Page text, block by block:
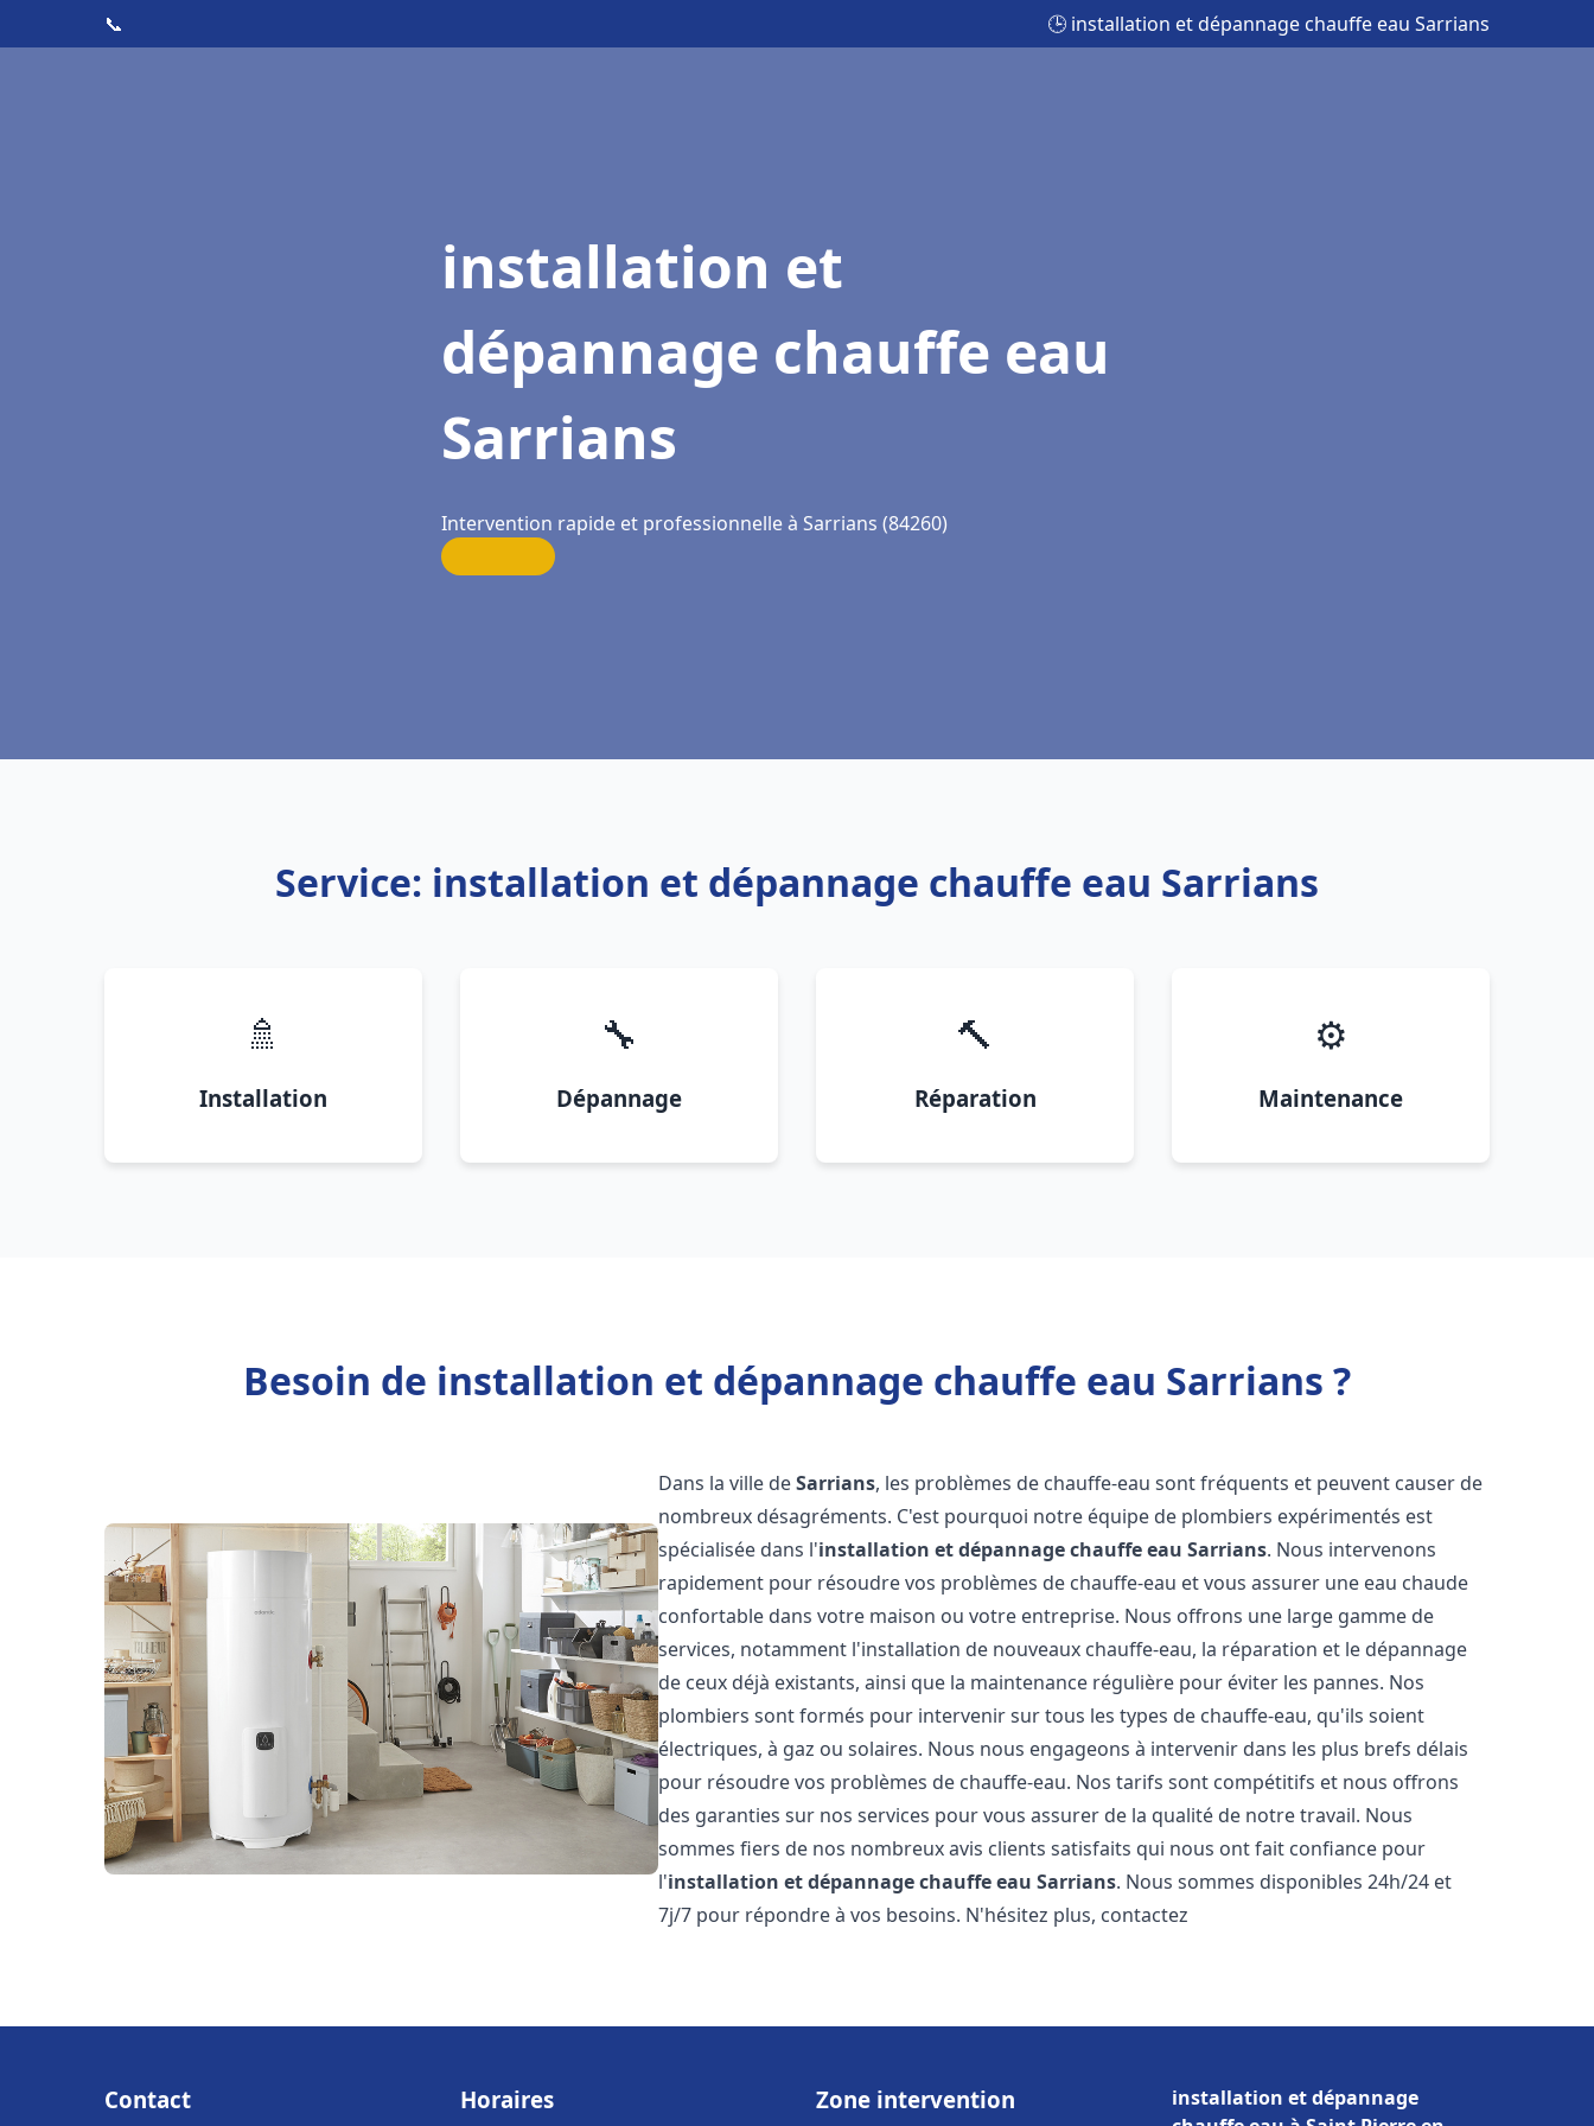
📞 🕒 installation et dépannage chauffe eau Sarrians
installation et
dépannage chauffe eau
Sarrians
Intervention rapide et professionnelle à Sarrians (84260)
Service: installation et dépannage chauffe eau Sarrians
🚿
Installation
🔧
Dépannage
🔨
Réparation
⚙️
Maintenance
Besoin de installation et dépannage chauffe eau Sarrians ?
Dans la ville deSarrians, les problèmes de chauffe-eau sont fréquents et peuvent causer de
nombreux désagréments. C'est pourquoi notre équipe de plombiers expérimentés est
spécialisée dans l'installation et dépannage chauffe eau Sarrians. Nous intervenons
rapidement pour résoudre vos problèmes de chauffe-eau et vous assurer une eau chaude
confortable dans votre maison ou votre entreprise. Nous offrons une large gamme de
services, notamment l'installation de nouveaux chauffe-eau, la réparation et le dépannage
de ceux déjà existants, ainsi que la maintenance régulière pour éviter les pannes. Nos
plombiers sont formés pour intervenir sur tous les types de chauffe-eau, qu'ils soient
électriques, à gaz ou solaires. Nous nous engageons à intervenir dans les plus brefs délais
pour résoudre vos problèmes de chauffe-eau. Nos tarifs sont compétitifs et nous offrons
des garanties sur nos services pour vous assurer de la qualité de notre travail. Nous
sommes fiers de nos nombreux avis clients satisfaits qui nous ont fait confiance pour
l'installation et dépannage chauffe eau Sarrians. Nous sommes disponibles 24h/24 et
7j/7 pour répondre à vos besoins. N'hésitez plus, contactez
Contact Horaires Zone intervention
installation et dépannage